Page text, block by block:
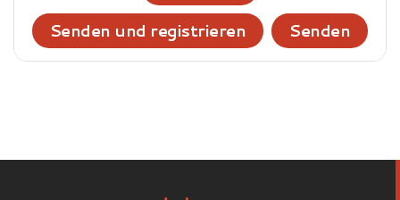
Senden und registrieren
Senden